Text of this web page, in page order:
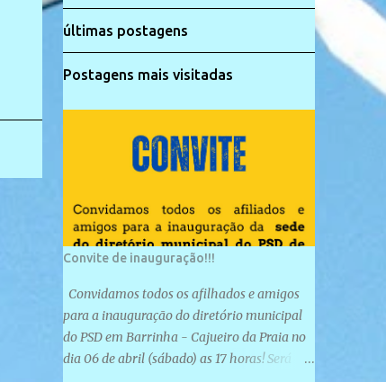
últimas postagens
Postagens mais visitadas
Convite de inauguração!!!
Convidamos todos os afilhados e amigos
para a inauguração do diretório municipal
do PSD em Barrinha - Cajueiro da Praia no
dia 06 de abril (sábado) as 17 horas! Será